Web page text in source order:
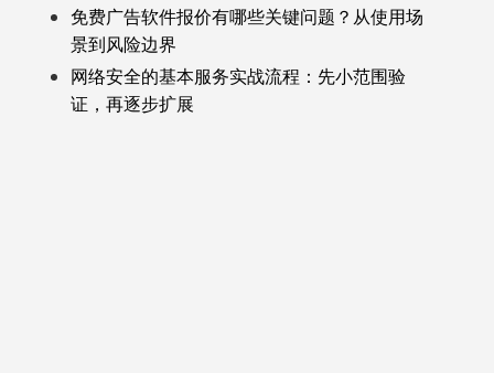
免费广告软件报价有哪些关键问题？从使用场
景到风险边界
网络安全的基本服务实战流程：先小范围验
证，再逐步扩展